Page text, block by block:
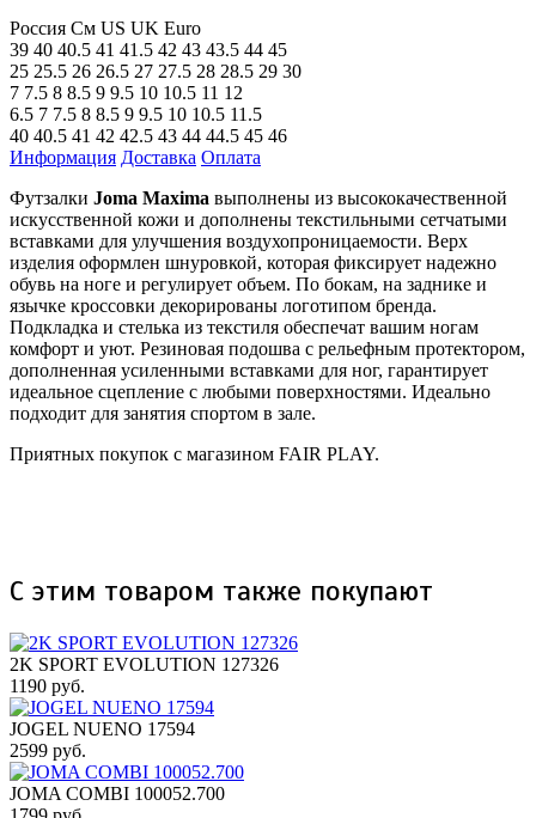
Россия См US UK Euro
39 40 40.5 41 41.5 42 43 43.5 44 45
25 25.5 26 26.5 27 27.5 28 28.5 29 30
7 7.5 8 8.5 9 9.5 10 10.5 11 12
6.5 7 7.5 8 8.5 9 9.5 10 10.5 11.5
40 40.5 41 42 42.5 43 44 44.5 45 46
Информация Доставка Оплата
Футзалки Joma Maxima выполнены из высококачественной
искусственной кожи и дополнены текстильными сетчатыми
вставками для улучшения воздухопроницаемости. Верх
изделия оформлен шнуровкой, которая фиксирует надежно
обувь на ноге и регулирует объем. По бокам, на заднике и
язычке кроссовки декорированы логотипом бренда.
Подкладка и стелька из текстиля обеспечат вашим ногам
комфорт и уют. Резиновая подошва с рельефным протектором,
дополненная усиленными вставками для ног, гарантирует
идеальное сцепление с любыми поверхностями. Идеально
подходит для занятия спортом в зале.
Приятных покупок с магазином FAIR PLAY.
С этим товаром также покупают
2K SPORT EVOLUTION 127326
1190 руб.
JOGEL NUENO 17594
2599 руб.
JOMA COMBI 100052.700